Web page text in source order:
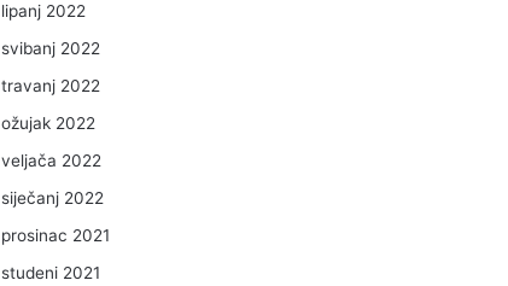
lipanj 2022
svibanj 2022
travanj 2022
ožujak 2022
veljača 2022
siječanj 2022
prosinac 2021
studeni 2021